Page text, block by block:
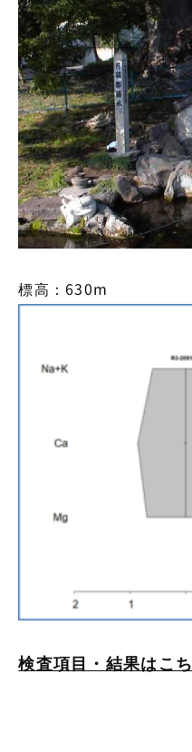
標高：630m
検査項目・結果はこち